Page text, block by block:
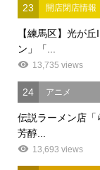
23 開店閉店情報
【練馬区】光が
ン」「...
13,735 views
24 アニメ
伝説ラーメン店「
芳醇...
13,693 views